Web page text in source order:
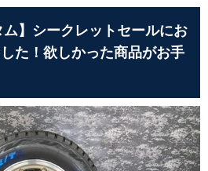
ム】シークレットセールにお
た！欲しかった商品がお手